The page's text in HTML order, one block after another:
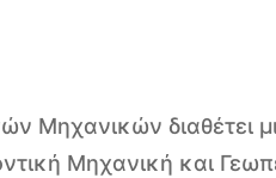
Μηχανικών διαθέτει
Μηχανική και